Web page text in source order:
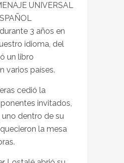
UNIVERSAL
3 años en
idioma, del
un libro
varios países.
cedió la
invitados,
uno dentro de su
la mesa